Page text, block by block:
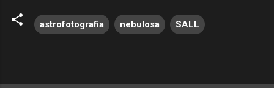
astrofotografia nebulosa SALL